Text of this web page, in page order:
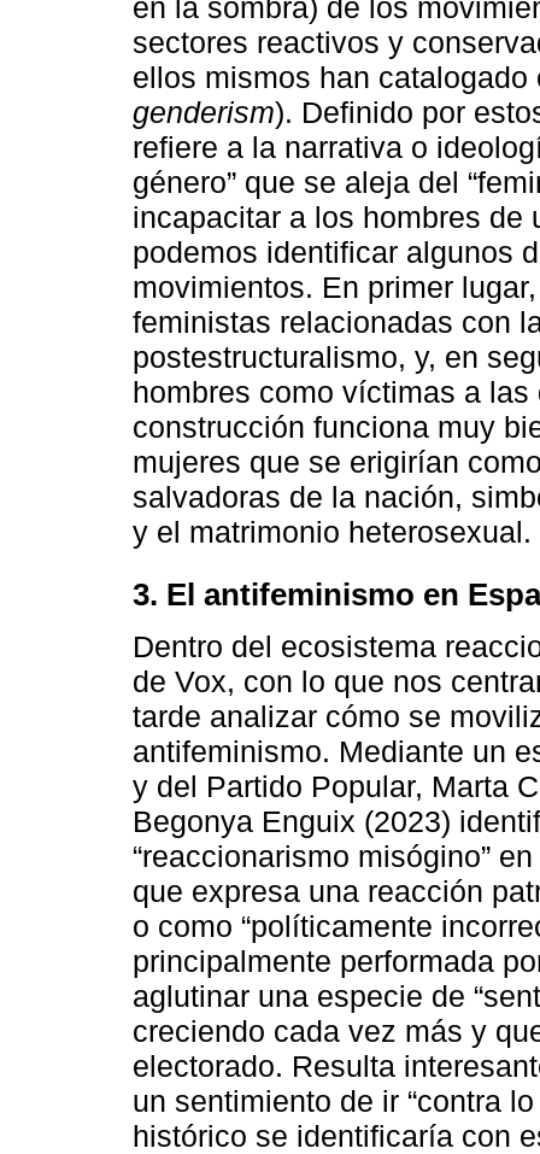
en la sombra) de los
sectores reactivos y
ellos mismos han catalogado
genderism). Definido por
refiere a la narrativa o
género” que se aleja del
incapacitar a los hombres de
podemos identificar algunos
movimientos. En primer
feministas relacionadas con
postestructuralismo, y, en
hombres como víctimas a
construcción funciona muy
mujeres que se erigirían
salvadoras de la nación,
y el matrimonio heterosexual.
3. El antifeminismo en
Dentro del ecosistema
de Vox, con lo que nos
tarde analizar cómo se
antifeminismo. Mediante un
y del Partido Popular, Marta
Begonya Enguix (2023)
“reaccionarismo misógino”
que expresa una reacción
o como “políticamente
principalmente performada
aglutinar una especie de
creciendo cada vez más y
electorado. Resulta
un sentimiento de ir “contra
histórico se identificaría con